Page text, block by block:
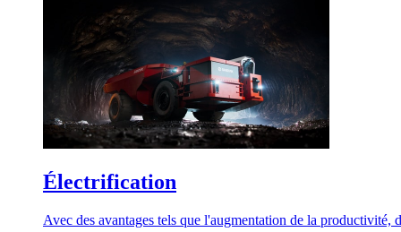
Électrification
Avec des avantages tels que l'augmentation de la